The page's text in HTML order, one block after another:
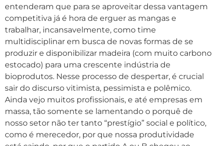
entenderam que para se aproveitar dessa vantagem
competitiva já é hora de erguer as mangas e
trabalhar, incansavelmente, como time
multidisciplinar em busca de novas formas de se
produzir e disponibilizar madeira (com muito carbono
estocado) para uma crescente indústria de
bioprodutos. Nesse processo de despertar, é crucial
sair do discurso vitimista, pessimista e polêmico.
Ainda vejo muitos profissionais, e até empresas em
massa, tão somente se lamentando o porquê de
nosso setor não ter tanto “prestígio” social e político,
como é merecedor, por que nossa produtividade